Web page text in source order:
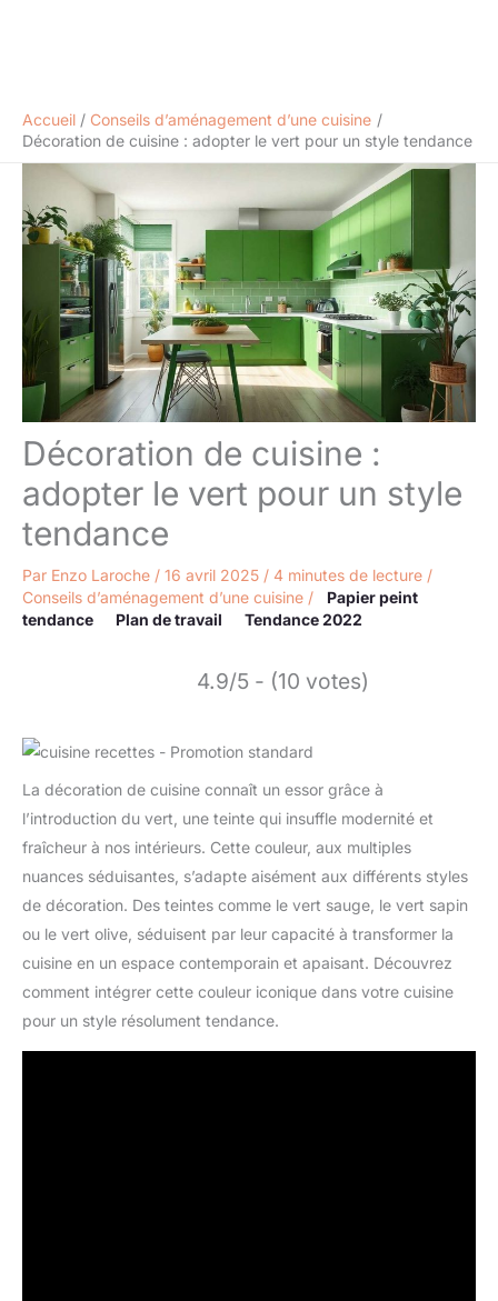
Accueil
Conseils d’aménagement d’une cuisine
Décoration de cuisine : adopter le vert pour un style tendance
Décoration de cuisine :
adopter le vert pour un style
tendance
Par Enzo Laroche / 16 avril 2025 / 4 minutes de lecture /
Conseils d’aménagement d’une cuisine /
Papier peint
tendance
Plan de travail Tendance 2022
4.9/5 - (10 votes)
La décoration de cuisine connaît un essor grâce à
l’introduction du vert, une teinte qui insuffle modernité et
fraîcheur à nos intérieurs. Cette couleur, aux multiples
nuances séduisantes, s’adapte aisément aux différents styles
de décoration. Des teintes comme le vert sauge, le vert sapin
ou le vert olive, séduisent par leur capacité à transformer la
cuisine en un espace contemporain et apaisant. Découvrez
comment intégrer cette couleur iconique dans votre cuisine
pour un style résolument tendance.